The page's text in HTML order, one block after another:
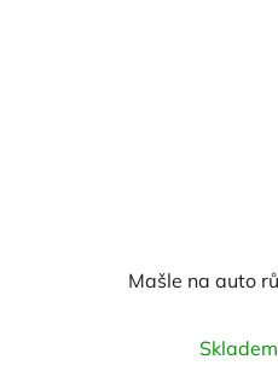
Mašle na auto
Skladem